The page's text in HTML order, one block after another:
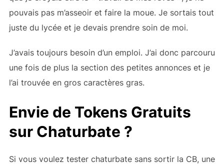
pouvais pas m’asseoir et faire la moue. Je sortais tout
juste du lycée et je devais prendre soin de moi.
J’avais toujours besoin d’un emploi. J’ai donc parcouru
une fois de plus la section des petites annonces et je
l’ai trouvée en gros caractères gras.
Envie de Tokens Gratuits
sur Chaturbate ?
Si vous voulez tester chaturbate sans sortir la CB, une